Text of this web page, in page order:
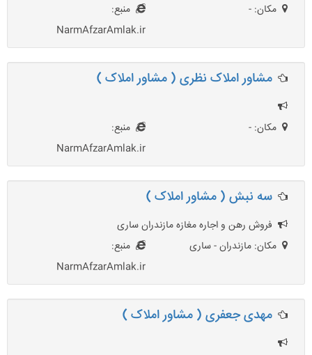
مکان: -
منبع:
NarmAfzarAmlak.ir
مشاور املاک نظری ( مشاور املاک )
مکان: -
منبع:
NarmAfzarAmlak.ir
سه نبش ( مشاور املاک )
فروش رهن و اجاره مغازه مازندران ساری
مکان: مازندران - ساری
منبع:
NarmAfzarAmlak.ir
مهدی جعفری ( مشاور املاک )